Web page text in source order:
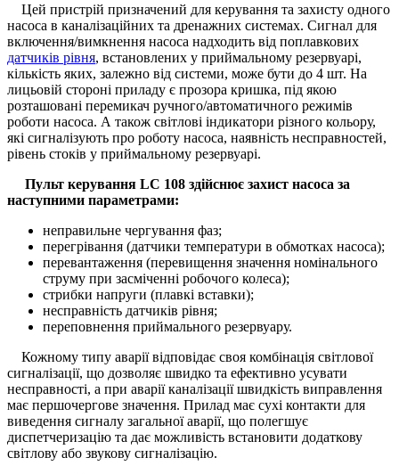
Цей пристрій призначений для керування та захисту одного
насоса в каналізаційних та дренажних системах. Сигнал для
включення/вимкнення насоса надходить від поплавкових
датчиків рівня, встановлених у приймальному резервуарі,
кількість яких, залежно від системи, може бути до 4 шт. На
лицьовій стороні приладу є прозора кришка, під якою
розташовані перемикач ручного/автоматичного режимів
роботи насоса. А також світлові індикатори різного кольору,
які сигналізують про роботу насоса, наявність несправностей,
рівень стоків у приймальному резервуарі.
Пульт керування LC 108 здійснює захист насоса за
наступними параметрами:
неправильне чергування фаз;
перегрівання (датчики температури в обмотках насоса);
перевантаження (перевищення значення номінального
струму при засміченні робочого колеса);
стрибки напруги (плавкі вставки);
несправність датчиків рівня;
переповнення приймального резервуару.
Кожному типу аварії відповідає своя комбінація світлової
сигналізації, що дозволяє швидко та ефективно усувати
несправності, а при аварії каналізації швидкість виправлення
має першочергове значення. Прилад має сухі контакти для
виведення сигналу загальної аварії, що полегшує
диспетчеризацію та дає можливість встановити додаткову
світлову або звукову сигналізацію.